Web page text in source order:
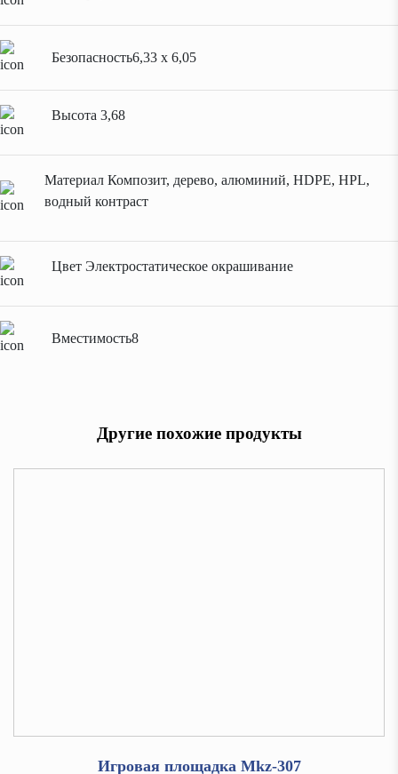
Безопасность6,33 x 6,05
Высота 3,68
МатериалКомпозит, дерево, алюминий, HDPE, HPL,
водный контраст
Цвет Электростатическое окрашивание
Вместимость8
Другие похожие продукты
Игровая площадка Mkz-307